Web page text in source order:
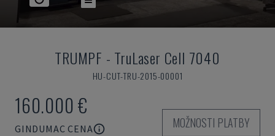
TRUMPF - TruLaser Cell 7040
HU-CUT-TRU-2015-00001
160.000 €
GINDUMAC CENA
MOŽNOSTI PLATBY